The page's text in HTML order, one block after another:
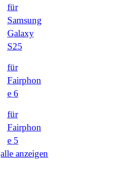
für
Samsung
Galaxy
S25
für
Fairphon
e 6
für
Fairphon
e 5
alle anzeigen